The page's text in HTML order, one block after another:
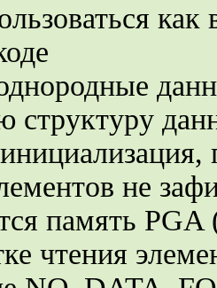
структуру
не
память
чтения